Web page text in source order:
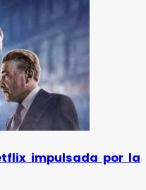
impulsada por la